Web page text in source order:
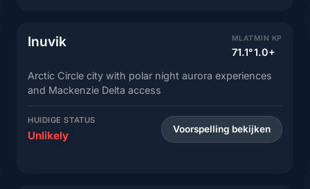
Inuvik MLAT
71.1°
MIN KP
1.0+
Arctic Circle city with polar night aurora experiences
and Mackenzie Delta access
HUIDIGE STATUS
Unlikely Voorspelling bekijken